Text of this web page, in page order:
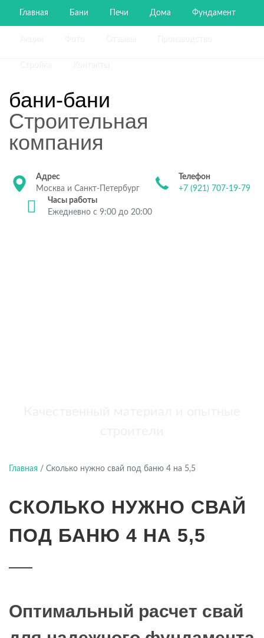
Главная Бани Печи Дома Фундамент
бани-бани
Строительная
компания
Адрес
Москва и Санкт-Петербург
Телефон
+7 (921) 707-19-79
Часы работы
Ежедневно с 9:00 до 20:00
Главная / Сколько нужно свай под баню 4 на 5,5
СКОЛЬКО НУЖНО СВАЙ
ПОД БАНЮ 4 НА 5,5
Оптимальный расчет свай